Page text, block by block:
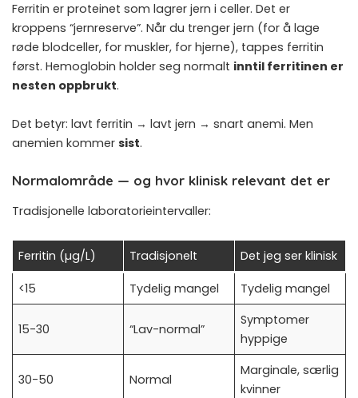
Ferritin er proteinet som lagrer jern i celler. Det er
kroppens “jernreserve”. Når du trenger jern (for å lage
røde blodceller, for muskler, for hjerne), tappes ferritin
først. Hemoglobin holder seg normalt inntil ferritinen er
nesten oppbrukt.
Det betyr: lavt ferritin → lavt jern → snart anemi. Men
anemien kommer sist.
Normalområde — og hvor klinisk relevant det er
Tradisjonelle laboratorieintervaller:
Ferritin (µg/L) Tradisjonelt Det jeg ser klinisk
<15 Tydelig mangel Tydelig mangel
15-30 “Lav-normal”
Symptomer
hyppige
30-50 Normal
Marginale, særlig
kvinner